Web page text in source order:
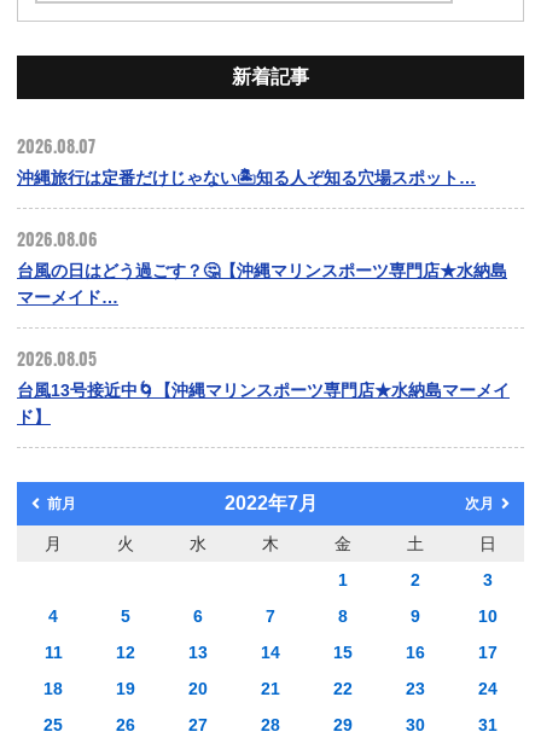
新着記事
2026.08.07
沖縄旅行は定番だけじゃない🏝️知る人ぞ知る穴場スポット…
2026.08.06
台風の日はどう過ごす？🤔【沖縄マリンスポーツ専門店★水納島
マーメイド…
2026.08.05
台風13号接近中🌀【沖縄マリンスポーツ専門店★水納島マーメイ
ド】
前月 2022年7月 次月
月 火 水 木 金 土
日
1
2
3
4
5 6 7 8 9
10
11
12 13 14 15 16
17
18
19 20 21 22 23
24
25
26 27 28 29 30 31